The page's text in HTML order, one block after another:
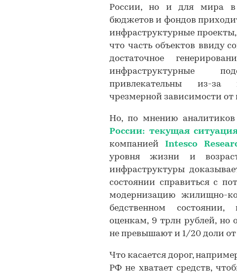
России, но и для мира в
бюджетов и фондов
инфраструктурные проекты,
что часть объектов ввиду
достаточное
инфраструктурные
привлекательны из-за
чрезмерной зависимости
Но, по мнению
России: текущая
компанией Intesco
уровня жизни и
инфраструктуры
состоянии справиться с
модернизацию жилищно-
бедственном
оценкам, 9 трлн рублей,
не превышают и 1/20 доли
Что касается дорог,
РФ не хватает средств,